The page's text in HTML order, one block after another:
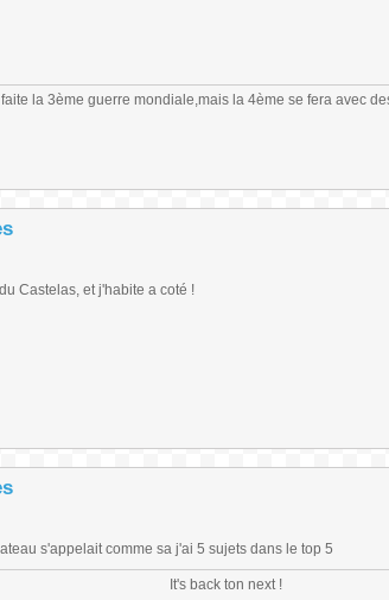
la 3ème guerre mondiale,mais la 4ème se fera avec
Castelas, et j'habite a coté !
s'appelait comme sa j'ai 5 sujets dans le top 5
It's back ton next !